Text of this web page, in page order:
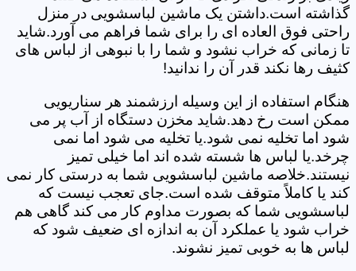
گذاشته است.داشتن یک ماشین لباسشویی در منزل
راحتی فوق العاده ای را برای شما فراهم می آورد.شاید
تا زمانی که خراب نشود و شما را با نبوهی از لباس های
کثیف رها نکند قدر آن را ندانید!
هنگام استفاده از این وسیله ارزشمند هر سناریویی
ممکن است رخ دهد.شاید مخزن دستگاه از آب پر می
شود اما تخلیه نمی شود.یا تخلیه می شود اما نمی
چرخد.یا لباس ها شسته شده اند اما خیلی تمیز
نیستند.خلاصه ماشین لباسشویی شما به درستی کار نمی
کند یا کاملاً متوقف شده است.جای تعجب نیست که
لباسشویی شما که بصورت مداوم کار می کند گاهی هم
خراب شود یا عملکرد آن به اندازه ای ضعیف شود که
لباس ها به خوبی تمیز نشوند.